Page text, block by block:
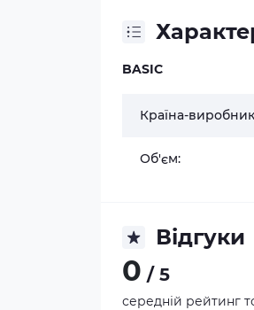
BASIC
Країна-виробник
Об'єм:
Відгуки
0 / 5
середній рейтинг